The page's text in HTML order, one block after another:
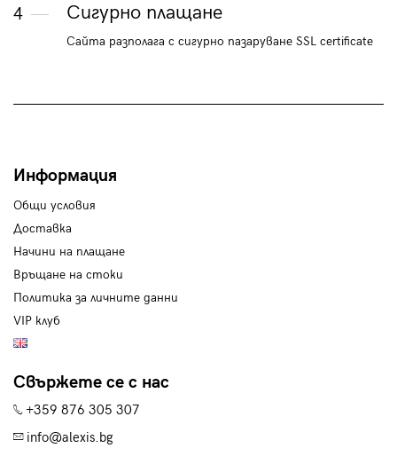
4 Сигурно плащане
Сайта разполага с сигурно пазаруване SSL certificate
Информация
Общи условия
Доставка
Начини на плащане
Връщане на стоки
Политика за личните данни
VIP клуб
Свържете се с нас
+359 876 305 307
info@alexis.bg